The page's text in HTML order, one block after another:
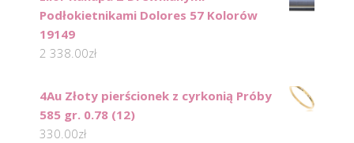
Podłokietnikami Dolores 57 Kolorów
19149
2 338.00zł
4Au Złoty pierścionek z cyrkonią Próby
585 gr. 0.78 (12)
330.00zł